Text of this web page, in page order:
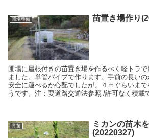
圃場整備 苗置き場作り
圃場に屋根付きの苗置き場を作るべく軽トラ
ました。単管パイプで作ります。手前の長い
安全に運べるか心配でしたが、４ｍぐらいま
うです。注：要道路交通法参照 /許可なく積載
育苗
ミカンの苗木
(20220327)